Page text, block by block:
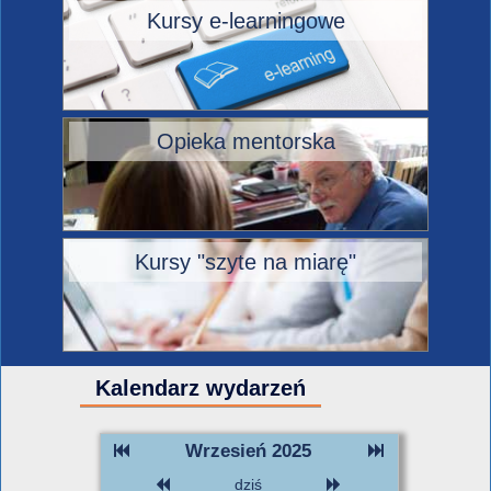
Kursy e-learningowe
Opieka mentorska
Kursy "szyte na miarę"
Kalendarz wydarzeń
Wrzesień 2025
dziś